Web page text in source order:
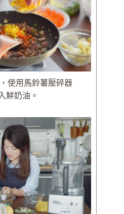
使用馬鈴薯壓碎器
鮮奶油。